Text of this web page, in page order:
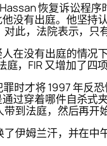
恢复诉讼程
没有出庭。他坚
此，法院表示，只
在没有出庭的情况
，FIR 又增加了四
时才将 1997 年反
过穿着哪件自杀式
到法庭，然后再开
伊姆兰汗，并在中午